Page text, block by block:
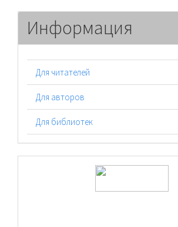
Информация
Для читателей
Для авторов
Для библиотек